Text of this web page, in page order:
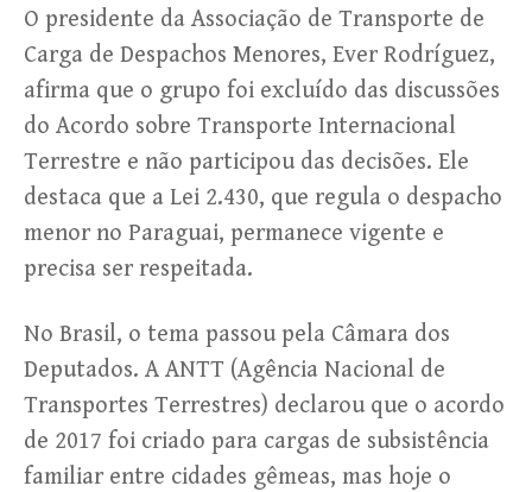
O presidente da Associação de Transporte de
Carga de Despachos Menores, Ever Rodríguez,
afirma que o grupo foi excluído das discussões
do Acordo sobre Transporte Internacional
Terrestre e não participou das decisões. Ele
destaca que a Lei 2.430, que regula o despacho
menor no Paraguai, permanece vigente e
precisa ser respeitada.
No Brasil, o tema passou pela Câmara dos
Deputados. A ANTT (Agência Nacional de
Transportes Terrestres) declarou que o acordo
de 2017 foi criado para cargas de subsistência
familiar entre cidades gêmeas, mas hoje o